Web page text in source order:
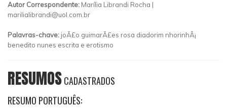
Autor Correspondente: Marília Librandi Rocha |
marilialibrandi@uol.com.br
Palavras-chave: joÃ£o guimarÃ£es rosa diadorim nhorinhÃ¡
benedito nunes escrita e erotismo
RESUMOSCADASTRADOS
RESUMO PORTUGUÊS: